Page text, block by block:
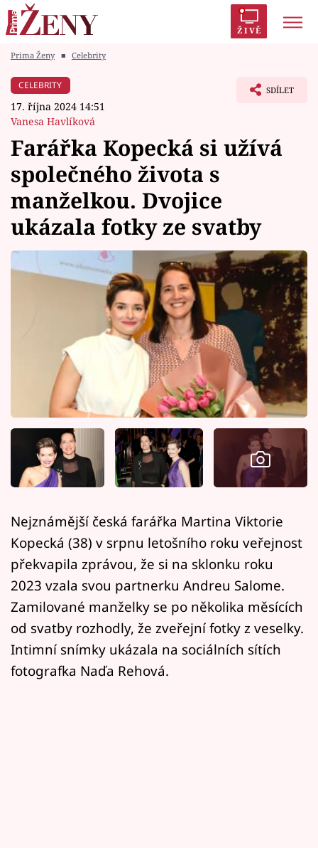
ŽIVĚ
Módní alarm
Témata
Celebrity
Vztahy
Seriály
Sledujte prima+
Filmový festival Karlovy Vary
Pořady
Mámy sobě
Sledujte nás
Prima Ženy ■ Celebrity
CELEBRITY
17. října 2024 14:51
Vanesa Havlíková
SDÍLET
Farářka Kopecká si užívá
společného života s
manželkou. Dvojice
ukázala fotky ze svatby
Nejznámější česká farářka Martina Viktorie
Kopecká (38) v srpnu letošního roku veřejnost
překvapila zprávou, že si na sklonku roku
2023 vzala svou partnerku Andreu Salome.
Zamilované manželky se po několika měsících
od svatby rozhodly, že zveřejní fotky z veselky.
Intimní snímky ukázala na sociálních sítích
fotografka Naďa Rehová.